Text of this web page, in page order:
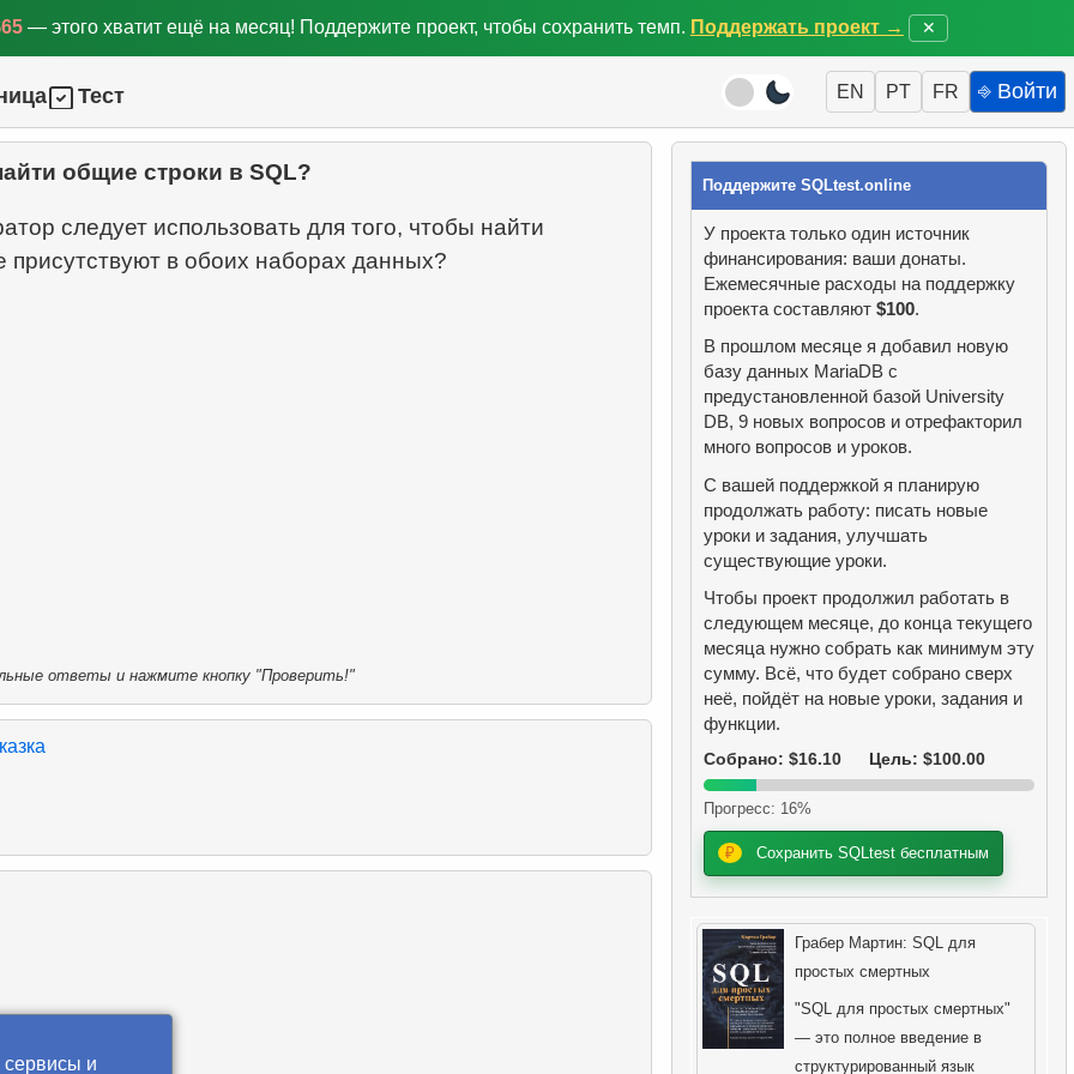
— этого хватит ещё на месяц! Поддержите проект, чтобы сохранить темп. Поддержать проект → ✕
Тест EN PT FR ⎆ Войти
общие строки в SQL?
следует использовать для того, чтобы найти
ответы и нажмите кнопку "Проверить!"
Поддержите SQLtest.online
У проекта только один источник
финансирования: ваши донаты.
Ежемесячные расходы на поддержку
проекта составляют $100.
В прошлом месяце я добавил новую
базу данных MariaDB с
предустановленной базой University
DB, 9 новых вопросов и отрефакторил
много вопросов и уроков.
С вашей поддержкой я планирую
продолжать работу: писать новые
уроки и задания, улучшать
существующие уроки.
Чтобы проект продолжил работать в
следующем месяце, до конца текущего
месяца нужно собрать как минимум эту
сумму. Всё, что будет собрано сверх
неё, пойдёт на новые уроки, задания и
функции.
Собрано: $16.10
Цель: $100.00
Прогресс: 16%
₽ Сохранить SQLtest бесплатным
Грабер Мартин: SQL для
простых смертных
"SQL для простых смертных"
— это полное введение в
структурированный язык
сервисы и